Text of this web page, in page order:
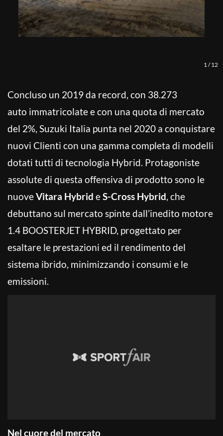
1 /12
Concluso un 2019 da record, con 38.273
auto immatricolate e con una quota di mercato
del 2%, Suzuki Italia punta nel 2020 a conquistare
nuovi Clienti con una gamma completa di modelli
dotati tutti di tecnologia Hybrid. Protagoniste
assolute di questa offensiva di prodotto sono le
nuoveVitara Hybrid eS-Cross Hybrid, che
debuttano sul mercato spinte dall’inedito motore
1.4 BOOSTERJET HYBRID, progettato per
esaltare le prestazioni ed il rendimento del
sistema ibrido, minimizzando i consumi e le
emissioni.
Nel cuore del mercato